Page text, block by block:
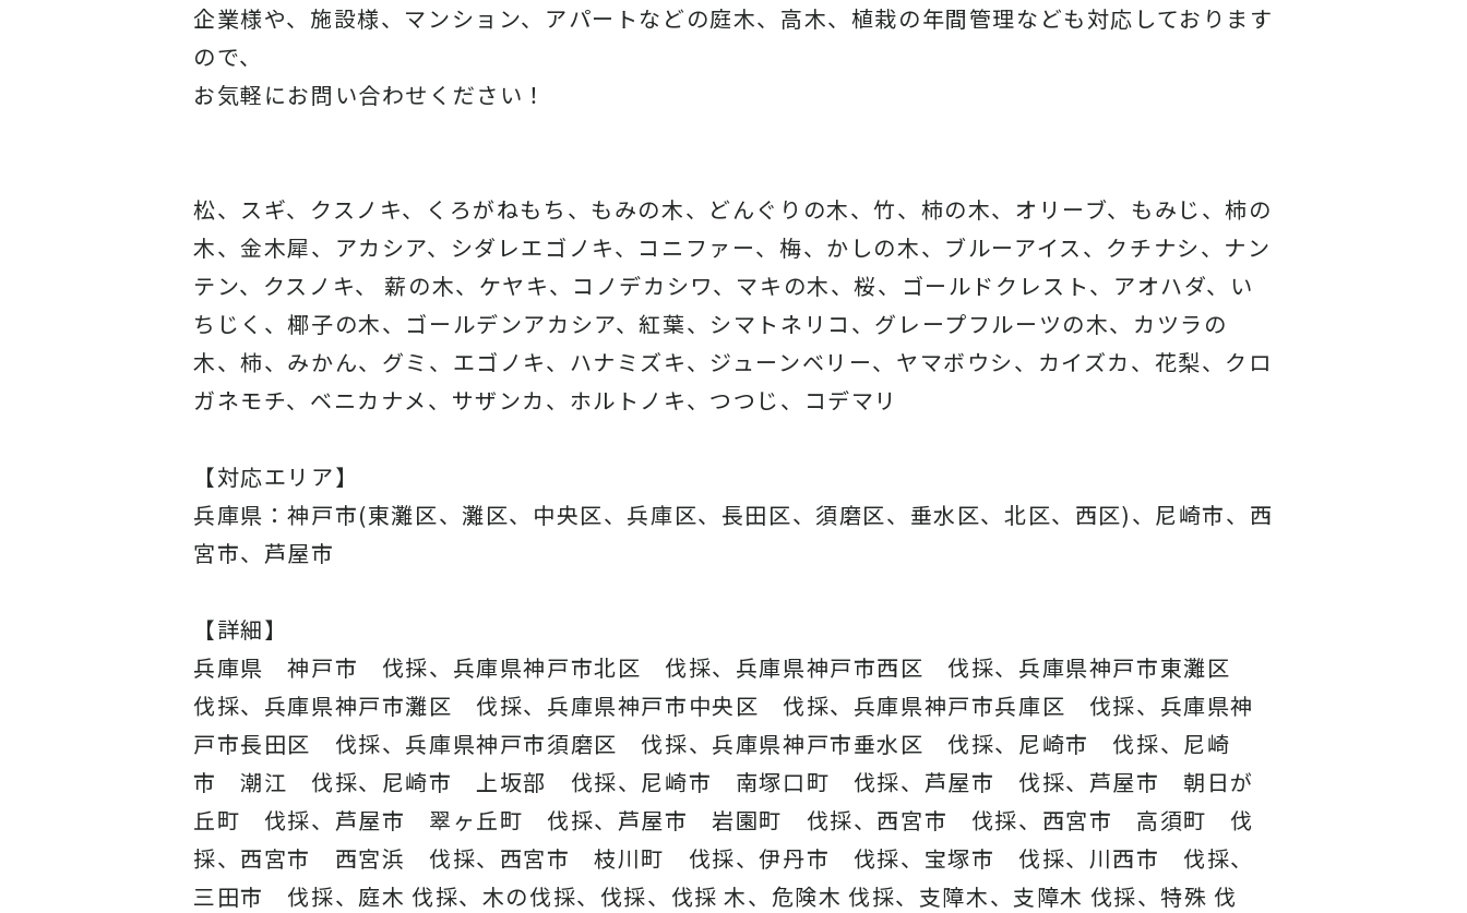
企業様や、施設様、マンション、アパートなどの庭木、高木、 植栽の年間管理なども対応しております
ので、
お気軽にお問い合わせください！
松、スギ、クスノキ、くろがねもち、もみの木、どんぐりの木、竹、柿の木、オリーブ、もみじ、柿の
木、金木犀、アカシア、 シダレエゴノキ、コニファー、梅、かしの木、ブルーアイス、 クチナシ、ナン
テン、クスノキ、 薪の木、ケヤキ、コノデカシワ、マキの木、桜、
ゴールドクレスト、アオハダ、い
ちじく、椰子の木、 ゴールデンアカシア、紅葉、シマトネリコ、 グレープフルーツの木、カツラの
木、柿、みかん、グミ、 エゴノキ、ハナミズキ、ジューンベリー、ヤマボウシ、カイズカ、 花梨、クロ
ガネモチ、ベニカナメ、サザンカ、ホルトノキ、 つつじ、コデマリ
【対応エリア】
兵庫県：神戸市(東灘区、灘区、中央区、兵庫区、長田区、須磨区、垂水区、北区、西区)、尼崎市、西
宮市、芦屋市
【詳細】
兵庫県 神戸市 伐採、兵庫県神戸市北区 伐採、兵庫県神戸市西区 伐採、兵庫県神戸市東灘区
伐採、兵庫県神戸市灘区 伐採、兵庫県神戸市中央区 伐採、兵庫県神戸市兵庫区 伐採、兵庫県神
戸市長田区 伐採、兵庫県神戸市須磨区 伐採、兵庫県神戸市垂水区 伐採、尼崎市 伐採、尼崎
市 潮江 伐採、尼崎市 上坂部 伐採、尼崎市 南塚口町 伐採、芦屋市 伐採、芦屋市 朝日が
丘町 伐採、芦屋市 翠ヶ丘町 伐採、芦屋市 岩園町 伐採、西宮市 伐採、西宮市 高須町 伐
採、西宮市 西宮浜 伐採、西宮市 枝川町 伐採、伊丹市 伐採、宝塚市 伐採、川西市 伐採、
三田市 伐採、庭木 伐採、木の伐採、伐採、伐採 木、危険木 伐採、支障木、支障木 伐採、特殊 伐